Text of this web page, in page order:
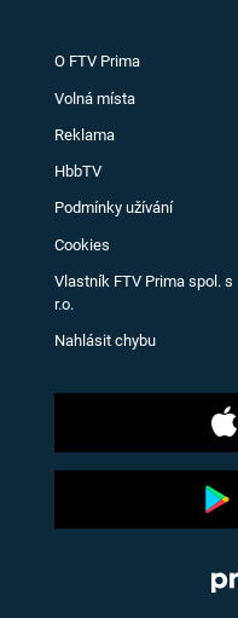
O FTV Prima
Volná místa
Reklama
HbbTV
Podmínky užívání
Cookies
Vlastník FTV Prima spol. s
r.o.
Nahlásit chybu